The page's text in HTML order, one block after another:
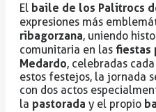
El baile de los Palitrocs
expresiones más
ribagorzana, uniendo
comunitaria en las fiestas
Medardo, celebradas cada
estos festejos, la jornada
con dos actos
la pastorada y el propio